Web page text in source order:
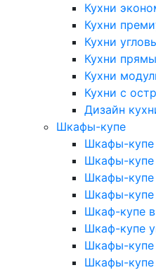
Кухни
Кухни
Кухни
Кухни
Кухни
Кухни с
Дизайн
Шкафы-купе
Шкафы-купе
Шкафы-купе
Шкафы-
Шкафы-купе
Шкаф-купе
Шкаф-купе
Шкафы-купе
Шкафы-купе